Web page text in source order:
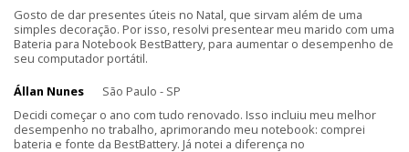
Gosto de dar presentes úteis no Natal, que sirvam além de uma
simples decoração. Por isso, resolvi presentear meu marido com uma
Bateria para Notebook BestBattery, para aumentar o desempenho de
seu computador portátil.
Állan Nunes
São Paulo - SP
Decidi começar o ano com tudo renovado. Isso incluiu meu melhor
desempenho no trabalho, aprimorando meu notebook: comprei
bateria e fonte da BestBattery. Já notei a diferença no